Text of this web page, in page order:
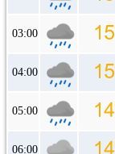
03:00
04:00
05:00
06:00